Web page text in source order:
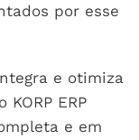
por esse
e otimiza
ERP
e em